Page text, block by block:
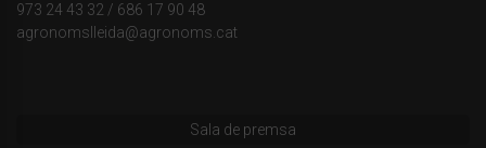
973 24 43 32 / 686 17 90 48
agronomslleida@agronoms.cat
Sala de premsa